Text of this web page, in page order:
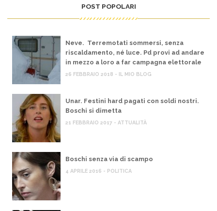
POST POPOLARI
Neve. Terremotati sommersi, senza
riscaldamento, né luce. Pd provi ad andare
in mezzo a loro a far campagna elettorale
26 FEBBRAIO 2018 - IL MIO BLOG
Unar. Festini hard pagati con soldi nostri.
Boschi si dimetta
21 FEBBRAIO 2017 - ATTUALITÀ
Boschi senza via di scampo
4 APRILE 2016 - POLITICA